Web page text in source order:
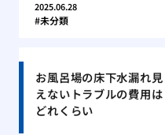
2025.06.28
未分類
お風呂場の床下水漏れ見
えないトラブルの費用は
どれくらい